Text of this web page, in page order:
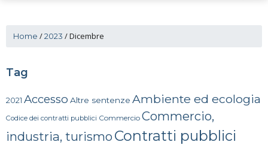
Home /2023 /Dicembre
Tag
2021 Accesso Altre sentenze Ambiente ed ecologia
Codice dei contratti pubblici Commercio Commercio,
industria, turismo Contratti pubblici